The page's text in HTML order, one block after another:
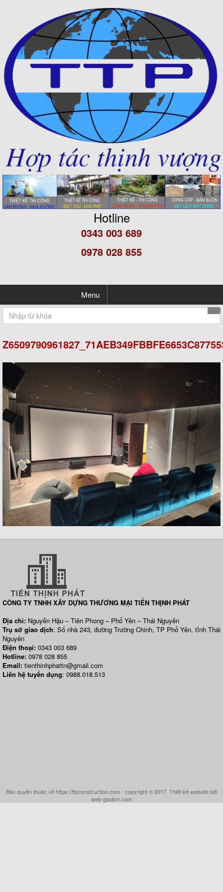
Hotline
0343 003 689
0978 028 855
Menu
CÔNG TY TNHH XÂY DỰNG THƯƠNG MẠI TIẾN THỊNH PHÁT
Địa chỉ: Nguyễn Hậu – Tiên Phong – Phổ Yên – Thái Nguyên
Trụ sở giao dịch: Số nhà 243, đường Trường Chinh, TP Phổ Yên, tỉnh Thái
Nguyên
Điện thoại: 0343 003 689
Hotline: 0978 028 855
Email: tienthinhphattn@gmail.com
Liên hệ tuyển dụng: 0988.018.513
Bản quyền thuộc về https://ttpconstruction.com - copyright © 2017. Thiết kế website bởi
web-giadinh.com